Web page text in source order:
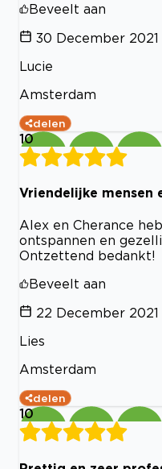
Beveelt aan
30 December 2021
Lucie
Amsterdam
delen
10
Vriendelijke mensen
Alex en Cherance
ontspannen en
Ontzettend bedankt!
Beveelt aan
22 December 2021
Lies
Amsterdam
delen
10